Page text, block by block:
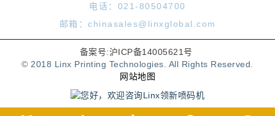
电话：021-80504700
邮箱：chinasales@linxglobal.com
备案号:沪ICP备14005621号
© 2018 Linx Printing Technologies. All Rights Reserved.
网站地图